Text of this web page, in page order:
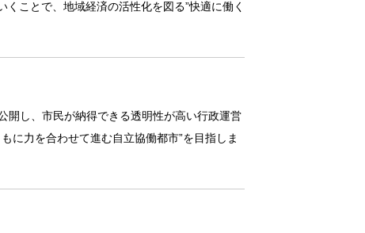
ことで、地域経済の活性化を図る”快適に働く
開し、市民が納得できる透明性が高い行政運営
に力を合わせて進む自立協働都市”を目指しま